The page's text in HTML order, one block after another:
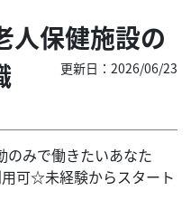
人保健施設の
更新日：2026/06/23
みで働きたいあなた
可☆未経験からスタート